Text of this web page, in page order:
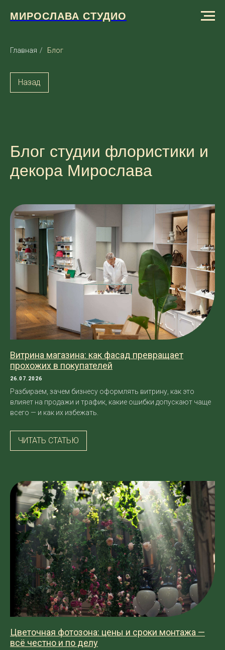
МИРОСЛАВА СТУДИО
Главная / Блог
Назад
Блог студии флористики и
декора Мирослава
Витрина магазина: как фасад превращает
прохожих в покупателей
26.07.2026
Разбираем, зачем бизнесу оформлять витрину, как это
влияет на продажи и трафик, какие ошибки допускают чаще
всего — и как их избежать.
ЧИТАТЬ СТАТЬЮ
Цветочная фотозона: цены и сроки монтажа —
всё честно и по делу